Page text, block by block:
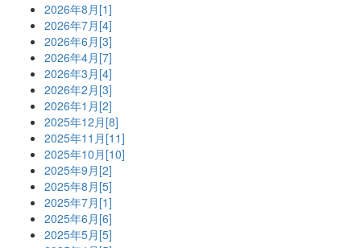
2026年8月[1]
2026年7月[4]
2026年6月[3]
2026年4月[7]
2026年3月[4]
2026年2月[3]
2026年1月[2]
2025年12月[8]
2025年11月[11]
2025年10月[10]
2025年9月[2]
2025年8月[5]
2025年7月[1]
2025年6月[6]
2025年5月[5]